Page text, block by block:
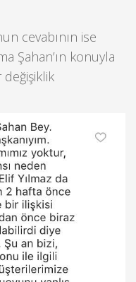
cevabının ise
Şahan’ın konuyla
değişiklik